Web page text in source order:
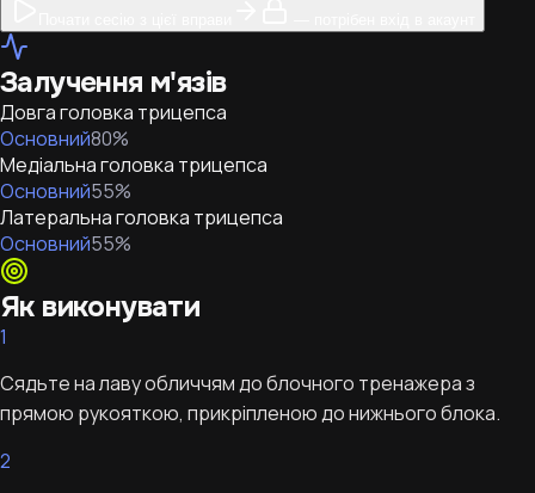
Залучення м'язів
Довга головка трицепса
Основний80%
Медіальна головка трицепса
Основний55%
Латеральна головка трицепса
Основний55%
Як виконувати
1
Сядьте на лаву обличчям до блочного тренажера з
прямою рукояткою, прикріпленою до нижнього блока.
2